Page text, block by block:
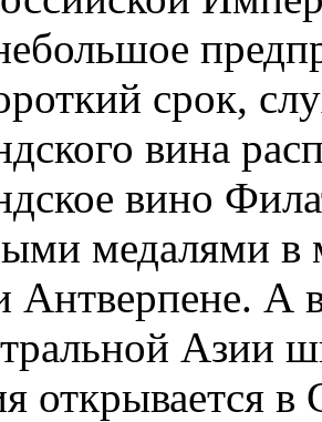
срок,
вина
вино
медалями
А
Азии
открывается в